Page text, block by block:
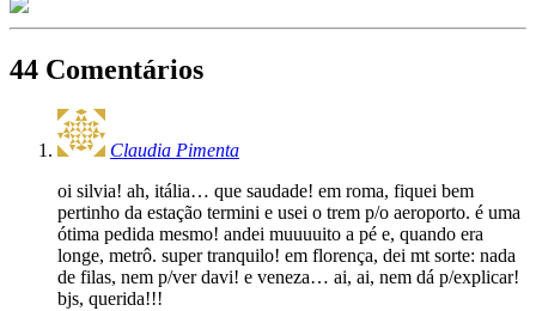
44 Comentários
Claudia Pimenta
oi silvia! ah, itália… que saudade! em roma, fiquei bem
pertinho da estação termini e usei o trem p/o aeroporto. é uma
ótima pedida mesmo! andei muuuuito a pé e, quando era
longe, metrô. super tranquilo! em florença, dei mt sorte: nada
de filas, nem p/ver davi! e veneza… ai, ai, nem dá p/explicar!
bjs, querida!!!